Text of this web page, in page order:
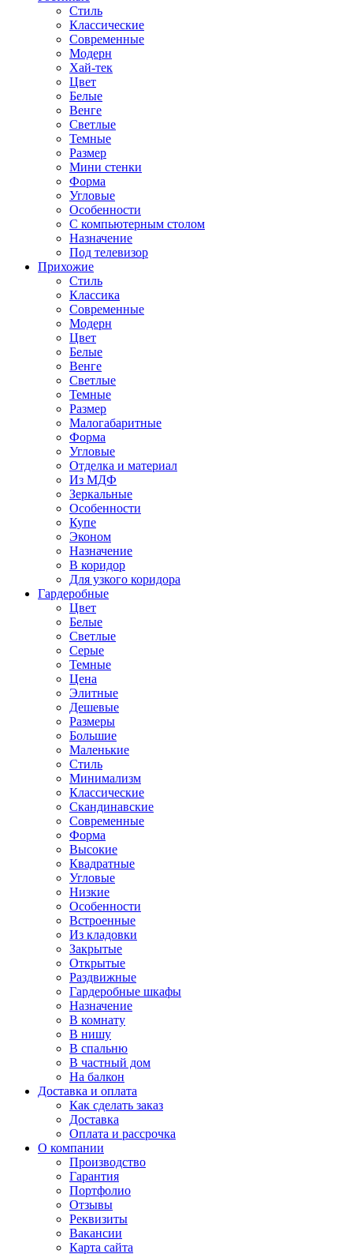
Стиль
Классические
Современные
Модерн
Хай-тек
Цвет
Белые
Венге
Светлые
Темные
Размер
Мини стенки
Форма
Угловые
Особенности
С компьютерным столом
Назначение
Под телевизор
Прихожие
Стиль
Классика
Современные
Модерн
Цвет
Белые
Венге
Светлые
Темные
Размер
Малогабаритные
Форма
Угловые
Отделка и материал
Из МДФ
Зеркальные
Особенности
Купе
Эконом
Назначение
В коридор
Для узкого коридора
Гардеробные
Цвет
Белые
Светлые
Серые
Темные
Цена
Элитные
Дешевые
Размеры
Большие
Маленькие
Стиль
Минимализм
Классические
Скандинавские
Современные
Форма
Высокие
Квадратные
Угловые
Низкие
Особенности
Встроенные
Из кладовки
Закрытые
Открытые
Раздвижные
Гардеробные шкафы
Назначение
В комнату
В нишу
В спальню
В частный дом
На балкон
Доставка и оплата
Как сделать заказ
Доставка
Оплата и рассрочка
О компании
Производство
Гарантия
Портфолио
Отзывы
Реквизиты
Вакансии
Карта сайта